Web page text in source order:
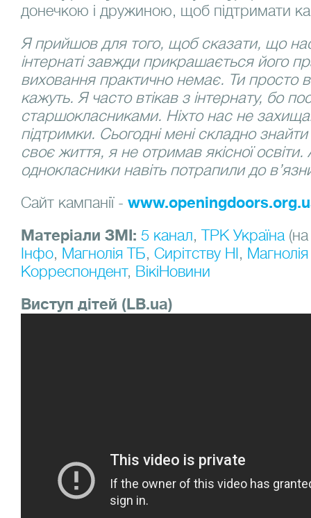
донечкою і дружиною, щоб підтримати
Я прийшов для того, щоб сказати, що
інтернаті завжди прикрашається його
виховання практично немає. Ти просто
кажуть. Я часто втікав з інтернату, бо
старшокласниками. Ніхто нас не захищав
підтримки. Сьогодні мені складно
своє життя, я не отримав якісної освіти.
однокласники навіть потрапили до
Сайт кампанії -
Матеріали ЗМІ: 5 канал,ТРК Україна(на
Інфо, Магнолія ТБ, Сирітству НІ,
Корреспондент, ВікіНовини
Виступ дітей (LB.ua)